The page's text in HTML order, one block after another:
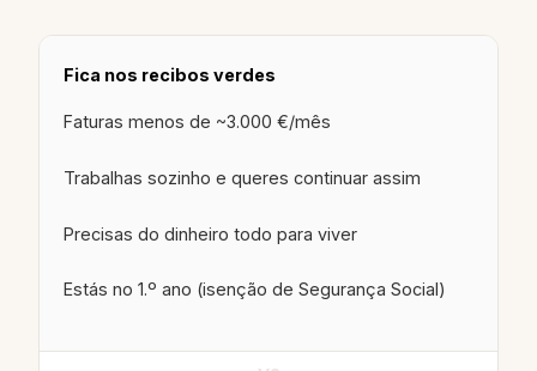
Fica nos recibos verdes
Faturas menos de ~3.000 €/mês
Trabalhas sozinho e queres continuar assim
Precisas do dinheiro todo para viver
Estás no 1.º ano (isenção de Segurança Social)